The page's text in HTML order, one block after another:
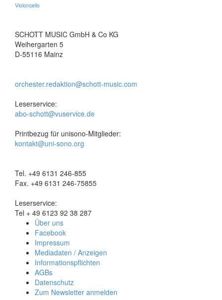
Violoncello
SCHOTT MUSIC GmbH & Co KG
Weihergarten 5
D-55116 Mainz
orchester.redaktion@schott-music.com
Leserservice:
abo-schott@vuservice.de
Printbezug für unisono-Mitglieder:
kontakt@uni-sono.org
Tel. +49 6131 246-855
Fax. +49 6131 246-75855
Leserservice:
Tel + 49 6123 92 38 287
Über uns
Facebook
Impressum
Mediadaten / Anzeigen
Informationspflichten
AGBs
Datenschutz
Zum Newsletter anmelden